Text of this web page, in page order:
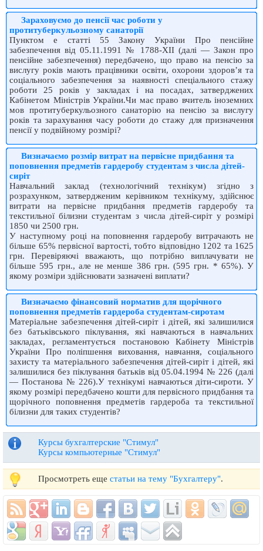
Зараховуємо до пенсії час роботи у
протитуберкульозному санаторії
Пунктом е статті 55 Закону України Про пенсійне
забезпечення від 05.11.1991 № 1788-XII (далі — Закон про
пенсійне забезпечення) передбачено, що право на пенсію за
вислугу років мають працівники освіти, охорони здоров’я та
соціального забезпечення за наявності спеціального стажу
роботи 25 років у закладах і на посадах, затверджених
Кабінетом Міністрів України.Чи має право вчитель іноземних
мов протитуберкульозного санаторію на пенсію за вислугу
років та зарахування часу роботи до стажу для призначення
пенсії у подвійному розмірі?
Визначаємо розмір витрат на первісне придбання та
поповнення предметів гардеробу студентам з числа дітей-
сиріт
Навчальний заклад (технологічний технікум) згідно з
розрахунком, зат­вердженим керівником технікуму, здійснює
витрати на первісне придбання предметів гардеробу та
текстильної білизни студентам з числа дітей-сиріт у розмірі
1850 чи 2500 грн.
У наступному році на поповнення гардеробу витрачають не
більше 65% первісної вартості, тобто відповідно 1202 та 1625
грн. Перевіряючі вважають, що потрібно виплачувати не
більше 595 грн., але не менше 386 грн. (595 грн. * 65%). У
якому розміри здійснювати зазначені виплати?
Визначаємо фінансовий норматив для щорічного
поповнення предметів гардероба студентам-сиротам
Матеріальне забезпечення дітей-сиріт і дітей, які залишилися
без батьківського піклування, які навчаються в навчальних
закладах, регламентується постановою Кабінету Міністрів
України Про поліпшення виховання, навчання, соціального
захисту та матеріального забезпечення дітей-сиріт і дітей, які
залишилися без піклування батьків від 05.04.1994 № 226 (далі
— Постанова № 226).У технікумі навчаються діти-сироти. У
якому розмірі передбачено кошти для первісного придбання та
щорічного поповнення предметів гардероба та текстильної
білизни для таких студентів?
Курсы бухгалтерские "Стимул"
Курсы компьютерные "Стимул"
Просмотреть еще статьи на тему "Бухгалтеру".